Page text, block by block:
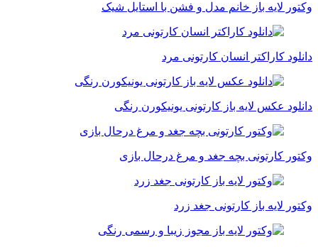
وکتور لایه باز خانم مدل و فشن با استایل شیک
دانلود کاراکتر انسان کارتونی مرد
دانلود عکس لایه باز کارتونی یونیکورن رنگی
وکتور کارتونی بچه جغد و مرغ درحال بازی
وکتور لایه باز کارتونی جغد زرد